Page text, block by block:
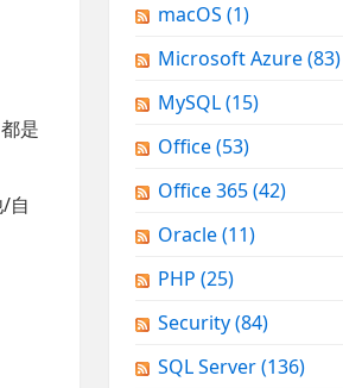
是
自
macOS (1)
Microsoft Azure(83)
MySQL(15)
Office(53)
Office 365(42)
Oracle(11)
PHP (25)
Security(84)
SQL Server(136)